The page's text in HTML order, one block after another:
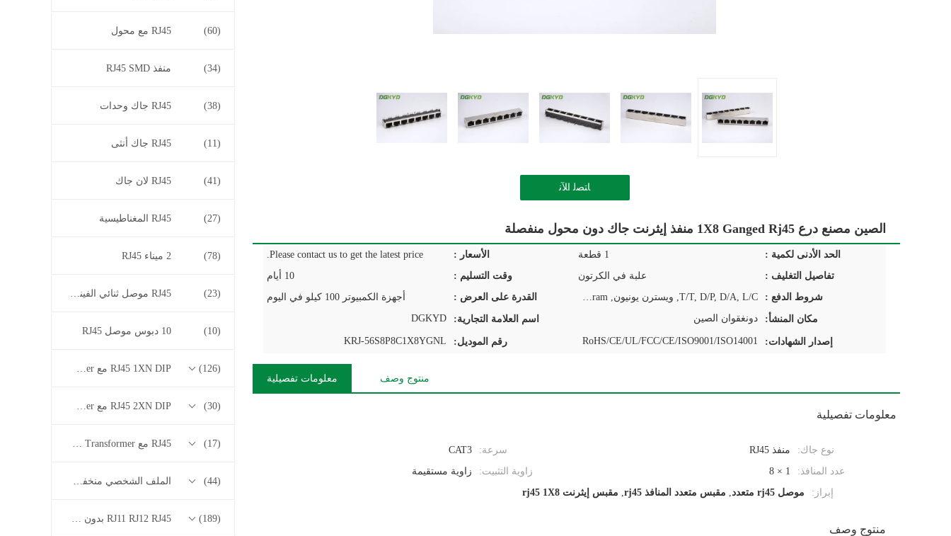
RJ45 مع محول (60)
منفذ RJ45 SMD (34)
RJ45 جاك وحدات (38)
RJ45 جاك أنثى (11)
RJ45 لان جاك (41)
RJ45 المغناطيسية (27)
2 ميناء RJ45 (78)
RJ45 موصل ثنائي الفينيل متعدد الكلور (23)
10 دبوس موصل RJ45 (10)
RJ45 1XN DIP مع 10/100/1000M Base-T Series Transformer (126)
RJ45 2XN DIP مع 10/100/1000M Base-T Series Transformer (30)
RJ45 مع 2.5G / 5G / 10G Base-T Series Transformer (17)
الملف الشخصي منخفض RJ45 (44)
RJ11 RJ12 RJ45 بدون سلسلة المحولات (189)
ﺎﺘﺼﻟ ﺍﻶﻧ
الصين مصنع درع 1X8 Ganged Rj45 منفذ إيثرنت جاك دون محول منفصلة
الحد الأدنى لكمية : 1 قطعة الأسعار :
Please contact us to get the latest price.
تفاصيل التغليف :
علبة في الكرتون وقت التسليم :
10 أيام
شروط الدفع :
T/T, D/P, D/A, L/C, ويسترن يونيون, MoneyGram القدرة على العرض : أجهزة الكمبيوتر 100 كيلو في اليوم
مكان المنشأ: دونغقوان الصين اسم العلامة التجارية: DGKYD
إصدار الشهادات: RoHS/CE/UL/FCC/CE/ISO9001/ISO14001 رقم الموديل: KRJ-56S8P8C1X8YGNL
معلومات تفصيلية منتوج وصف
معلومات تفصيلية
نوع جاك: منفذ RJ45 سرعة:
CAT3
عدد المنافذ:
1 × 8 زاوية التثبيت:
زاوية مستقيمة
إبراز:
موصل rj45 متعدد , مقبس متعدد المنافذ rj45 , مقبس إيثرنت rj45 1X8
منتوج وصف